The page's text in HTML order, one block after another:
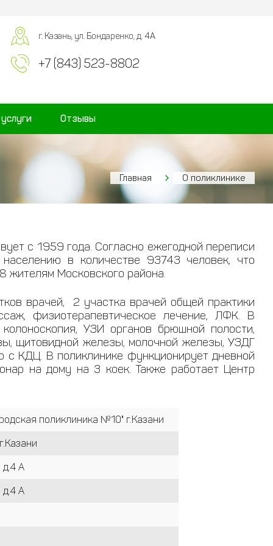
г. Казань, ул. Бондаренко, д. 4А
+7 (843) 523-8802
Отзывы
Главная О поликлинике
с 1959 года. Согласно ежегодной переписи
в количестве 93743 человек, что
жителям Московского района.
врачей, 2 участка врачей общей практики
физиотерапевтическое лечение, ЛФК. В
УЗИ органов брюшной полости,
щитовидной железы, молочной железы, УЗДГ
КДЦ. В поликлинике функционирует дневной
на дому на 3 коек. Также работает Центр
поликлиника №10" г.Казани
д.4 А
д.4 А